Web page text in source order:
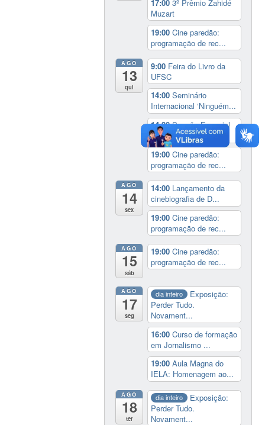
17:003º Prêmio Zahidé
Muzart
19:00Cine paredão:
programação de rec...
AGO
13
qui
9:00 Feira do Livro da
UFSC
14:00Seminário
Internacional ‘Ninguém...
14:30Sessão Especial
do Conselho Esta...
19:00Cine paredão:
programação de rec...
AGO
14
sex
14:00 Lançamento da
cinebiografia de D...
19:00Cine paredão:
programação de rec...
AGO
15
sáb
19:00Cine paredão:
programação de rec...
AGO
17
seg
dia inteiro
Exposição:
Perder Tudo.
Novament...
16:00Curso de formação
em Jornalismo ...
19:00Aula Magna do
IELA: Homenagem ao...
AGO
18
ter
dia inteiro
Exposição:
Perder Tudo.
Novament...